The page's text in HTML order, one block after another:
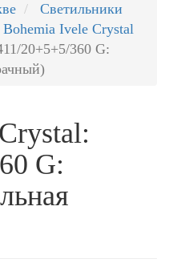
Светильники
Ivele Crystal
20+5+5/360 G:
G: